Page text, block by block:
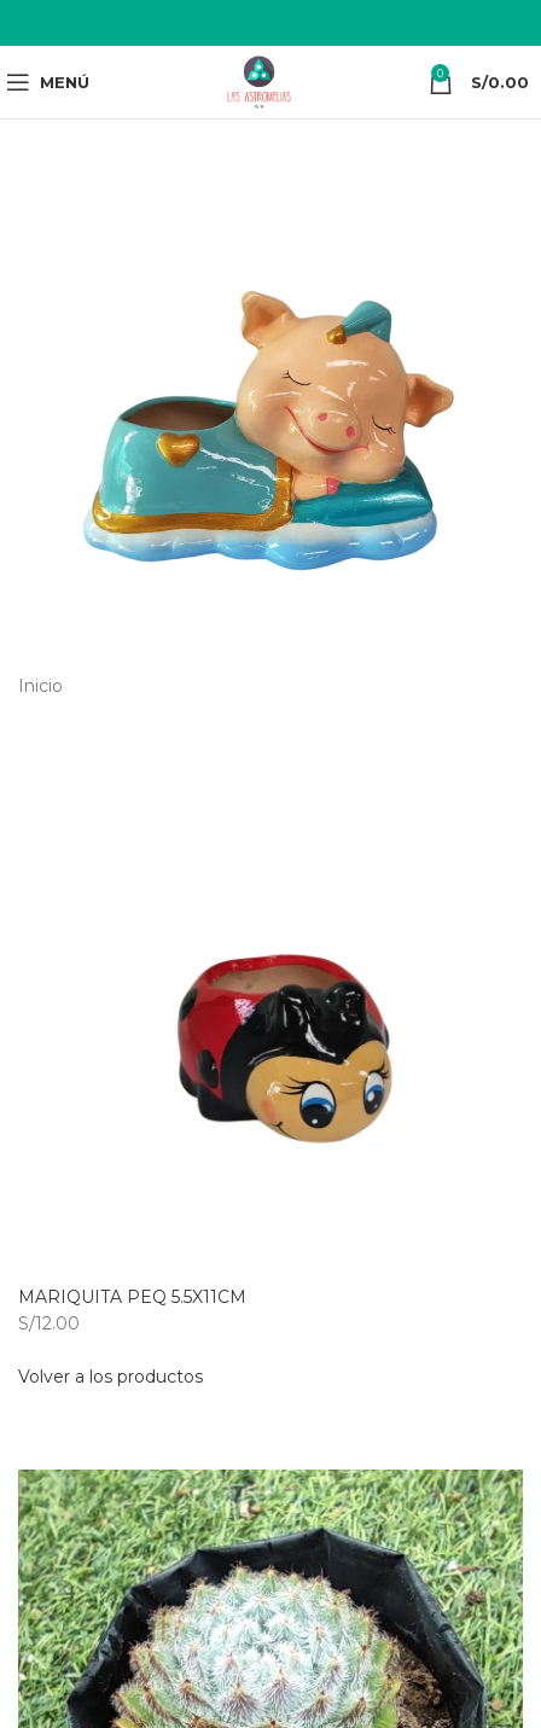
MENÚ 0 S/0.00
Inicio
MARIQUITA PEQ 5.5X11CM
S/12.00
Volver a los productos